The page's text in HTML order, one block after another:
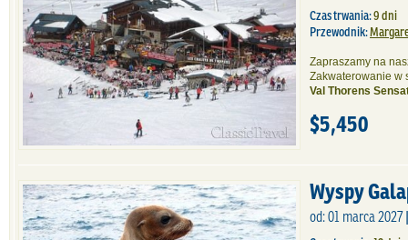
Czas trwania:9 dni
Przewodnik:
Zapraszamy na
Zakwaterowanie w
Val Thorens
$5,450
Wyspy
od: 01 marca 2027